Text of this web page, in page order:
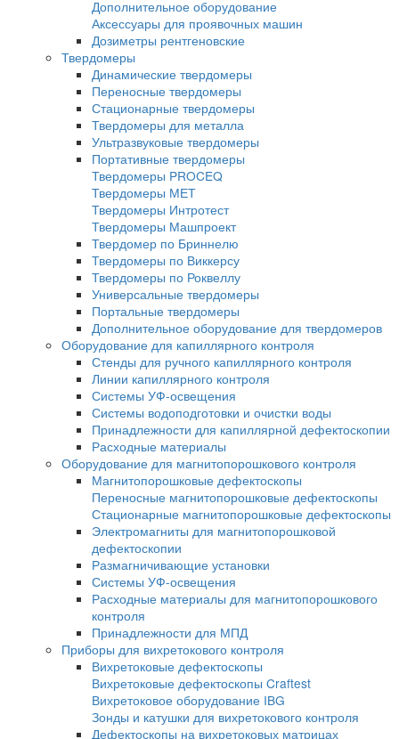
Усиливающие экраны
Экраны усиливающие флюоресцентные
Экраны усиливающие свинцовые
Принадлежности для радиографического
Денситометры
Фотофонари
Маркировочные знаки
Эталоны чувствительности
Универсальные шаблоны радиографа
Кассеты для рентгеновской пленки
Пояса для кассет панорамного и
просвечивания труб
Пояса мерительные
Термопояс защитный
Термочехол защитный
Знаки радиационной опасности
Трафарет для расшифровки
снимков
Магнитные держатели
Промышленные маркеры
Резаки для рентгеновской пленки
Бумага светонепроницаемая
Проявочные машины для рентгеновской
Проявочные машины
Сушильные машины
Дополнительное оборудование
Аксессуары для проявочных машин
Дозиметры рентгеновские
Твердомеры
Динамические твердомеры
Переносные твердомеры
Стационарные твердомеры
Твердомеры для металла
Ультразвуковые твердомеры
Портативные твердомеры
Твердомеры PROCEQ
Твердомеры МЕТ